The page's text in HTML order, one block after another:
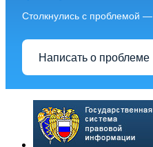
Столкнулись с проблемой
Написать о проблеме